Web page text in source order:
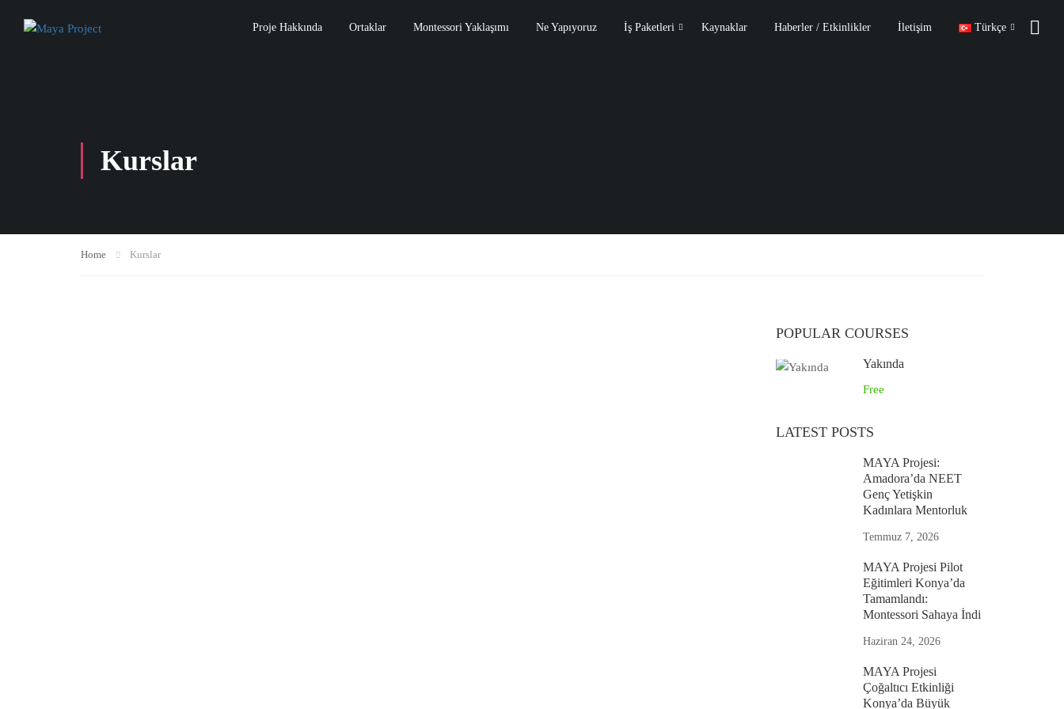
Proje Hakkında Ortaklar Montessori Yaklaşımı Ne Yapıyoruz İş Paketleri Kaynaklar Haberler / Etkinlikler İletişim Türkçe
Kurslar
Home Kurslar
POPULAR COURSES
Yakında
Free
LATEST POSTS
MAYA Projesi:
Amadora’da NEET
Genç Yetişkin
Kadınlara Mentorluk
Temmuz 7, 2026
MAYA Projesi Pilot
Eğitimleri Konya’da
Tamamlandı:
Montessori Sahaya İndi
Haziran 24, 2026
MAYA Projesi
Çoğaltıcı Etkinliği
Konya’da Büyük